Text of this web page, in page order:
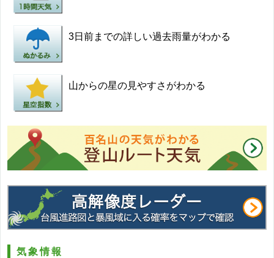
3日前までの詳しい過去雨量がわかる
山からの星の見やすさがわかる
気象情報